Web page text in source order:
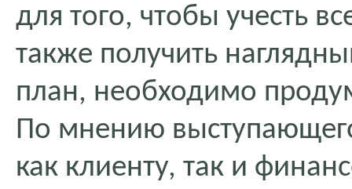
для того, чтобы учесть
также получить
план, необходимо
По мнению
как клиенту, так и